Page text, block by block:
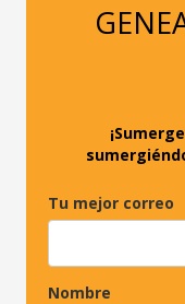
Tu mejor correo
Nombre